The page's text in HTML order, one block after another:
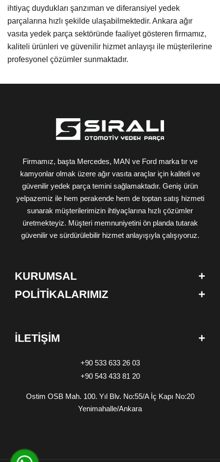
ihtiyaç duydukları şanzıman ve diferansiyel yedek
parçalarına hızlı şekilde ulaşabilmektedir. Ankara ağır
vasıta yedek parça sektöründe faaliyet gösteren firmamız,
kaliteli ürünleri ve güvenilir hizmet anlayışı ile müşterilerine
profesyonel çözümler sunmaktadır.
Firmamız, başta Mercedes, MAN ve Ford marka tır ve
kamyonlar olmak üzere ağır vasıta araçlar için kaliteli ve
güvenilir yedek parça temini sağlamaktadır. Geniş ürün
yelpazemiz ile hem perakende hem de toptan satış hizmeti
sunarak müşterilerimizin ihtiyaçlarına hızlı çözümler
üretmekteyiz. Müşteri memnuniyetini ön planda tutarak
güvenilir ve sürdürülebilir hizmet anlayışıyla çalışıyoruz.
KURUMSAL +
POLİTİKALARIMIZ +
İLETİŞİM +
+90 533 633 26 03
+90 543 433 81 20
Ostim OSB Mah. 100. Yıl Blv. No:55/A İç Kapı No:20
Yenimahalle/Ankara